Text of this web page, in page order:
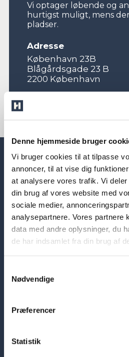
Denne hjemmeside bruger
Vi bruger cookies til at tilpasse
annoncer, til at vise dig
at analysere vores trafik. Vi
din brug af vores website med
sociale medier,
analysepartnere. Vores partnere
data med andre oplysninger, du
de har indsamlet fra din brug af
Nødvendige
Præferencer
Statistik
Vi optager løbende og
hurtigst muligt, mens
pladser.
Adresse
København 23B
Blågårdsgade 23 B
2200 København